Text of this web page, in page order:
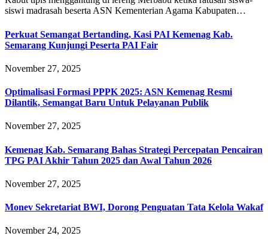
siswi madrasah beserta ASN Kementerian Agama Kabupaten…
Perkuat Semangat Bertanding, Kasi PAI Kemenag Kab.
Semarang Kunjungi Peserta PAI Fair
November 27, 2025
Optimalisasi Formasi PPPK 2025: ASN Kemenag Resmi
Dilantik, Semangat Baru Untuk Pelayanan Publik
November 27, 2025
Kemenag Kab. Semarang Bahas Strategi Percepatan Pencairan
TPG PAI Akhir Tahun 2025 dan Awal Tahun 2026
November 27, 2025
Monev Sekretariat BWI, Dorong Penguatan Tata Kelola Wakaf
November 24, 2025